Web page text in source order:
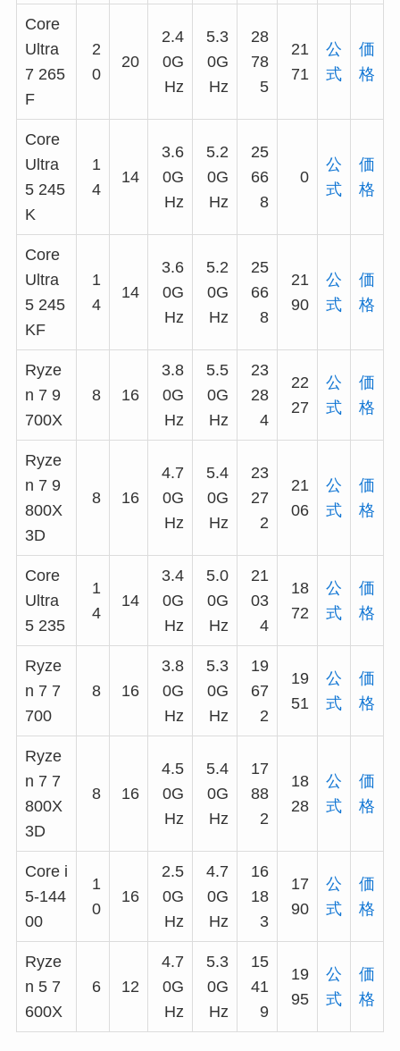
Core
Ultra
7 265
F
2
0
20
2.4
0G
Hz
5.3
0G
Hz
28
78
5
21
71
公
式
価
格
Core
Ultra
5 245
K
1
4
14
3.6
0G
Hz
5.2
0G
Hz
25
66
8
0
公
式
価
格
Core
Ultra
5 245
KF
1
4
14
3.6
0G
Hz
5.2
0G
Hz
25
66
8
21
90
公
式
価
格
Ryze
n 7 9
700X
8 16
3.8
0G
Hz
5.5
0G
Hz
23
28
4
22
27
公
式
価
格
Ryze
n 7 9
800X
3D
8 16
4.7
0G
Hz
5.4
0G
Hz
23
27
2
21
06
公
式
価
格
Core
Ultra
5 235
1
4
14
3.4
0G
Hz
5.0
0G
Hz
21
03
4
18
72
公
式
価
格
Ryze
n 7 7
700
8 16
3.8
0G
Hz
5.3
0G
Hz
19
67
2
19
51
公
式
価
格
Ryze
n 7 7
800X
3D
8 16
4.5
0G
Hz
5.4
0G
Hz
17
88
2
18
28
公
式
価
格
Core i
5-144
00
1
0
16
2.5
0G
Hz
4.7
0G
Hz
16
18
3
17
90
公
式
価
格
Ryze
n 5 7
600X
6 12
4.7
0G
Hz
5.3
0G
Hz
15
41
9
19
95
公
式
価
格